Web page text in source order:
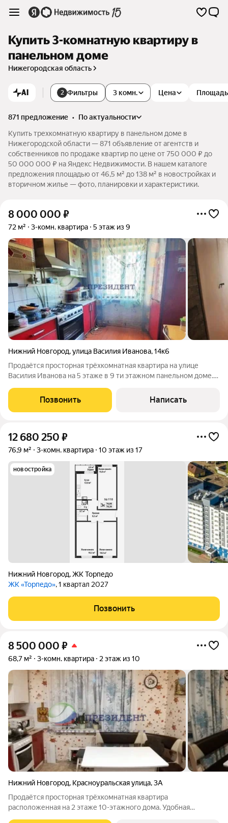
Купить 3-комнатную квартиру в
панельном доме
Нижегородская область
AI 2 Фильтры 3 комн. Цена Площадь
871 предложение •
по актуальности
Купить трехкомнатную квартиру в панельном доме в
Нижегородской области — 871 объявление от агентств и
собственников по продаже квартир по цене от 750 000 ₽ до
50 000 000 ₽ на Яндекс Недвижимости. В нашем каталоге
предложения площадью от 46,5 м² до 138 м² в новостройках и
вторичном жилье — фото, планировки и характеристики.
8 000 000 ₽
72 м² 3-комн. квартира 5 этаж из 9
Нижний Новгород,улица Василия Иванова,14к6
Продаётся просторная трёхкомнатная квартира на улице
Василия Иванова на 5 этаже в 9 ти этажном панельном доме.
удобная квадратная кухня 9,2 м, застеклённая лоджия 5 м.
Также в квартире есть
Позвонить Написать
12 680 250 ₽
76,9 м² 3-комн. квартира 10 этаж из 17
новостройка
Нижний Новгород,ЖК Торпедо
ЖК «Торпедо», 1 квартал 2027
Позвонить
8 500 000 ₽
68,7 м² 3-комн. квартира 2 этаж из 10
Нижний Новгород, Красноуральская улица,3А
Продаётся просторная трёхкомнатная квартира
расположенная на 2 этаже 10-этажного дома. Удобная